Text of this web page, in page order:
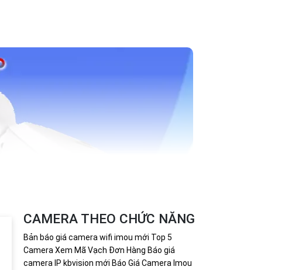
CAMERA THEO CHỨC NĂNG
Bản báo giá camera wifi imou mới Top 5
Camera Xem Mã Vạch Đơn Hàng Báo giá
camera IP kbvision mới Báo Giá Camera Imou